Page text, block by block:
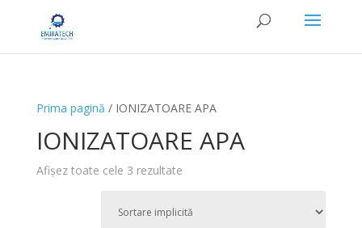
Prima pagină / IONIZATOARE APA
IONIZATOARE APA
Afișez toate cele 3 rezultate